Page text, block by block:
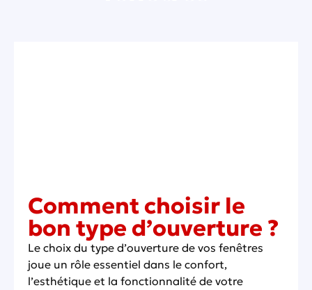
Comment choisir le
bon type d’ouverture ?
Le choix du type d’ouverture de vos fenêtres
joue un rôle essentiel dans le confort,
l’esthétique et la fonctionnalité de votre